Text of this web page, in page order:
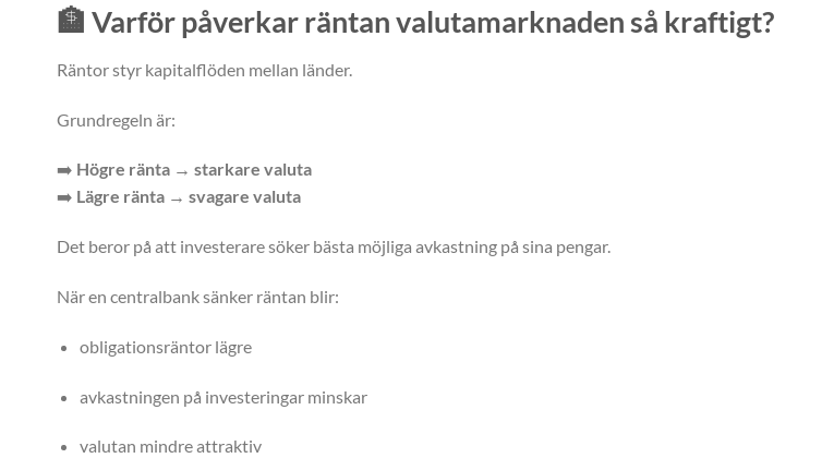
🏦 Varför påverkar räntan valutamarknaden så kraftigt?
Räntor styr kapitalflöden mellan länder.
Grundregeln är:
➡️ Högre ränta → starkare valuta
➡️ Lägre ränta → svagare valuta
Det beror på att investerare söker bästa möjliga avkastning på sina pengar.
När en centralbank sänker räntan blir:
obligationsräntor lägre
avkastningen på investeringar minskar
valutan mindre attraktiv